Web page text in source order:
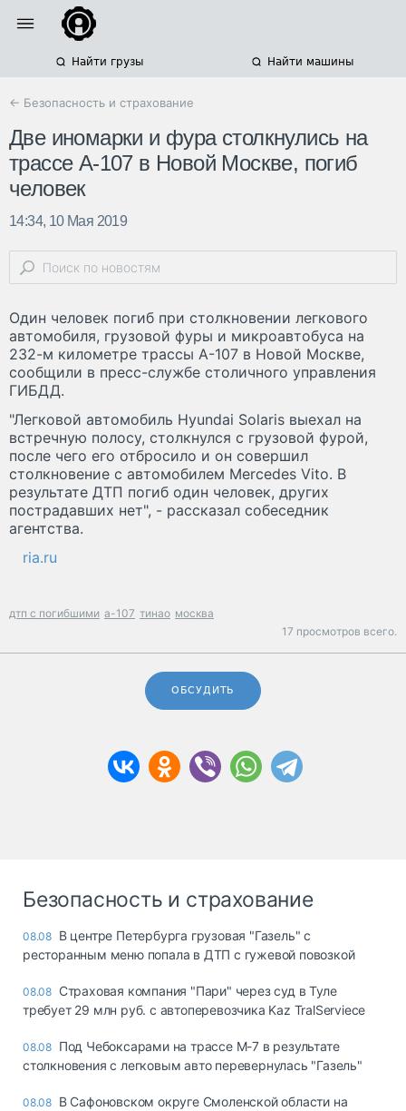
Найти грузы Найти машины
← Безопасность и страхование
Две иномарки и фура столкнулись на
трассе А-107 в Новой Москве, погиб
человек
14:34, 10 Мая 2019
Один человек погиб при столкновении легкового
автомобиля, грузовой фуры и микроавтобуса на
232-м километре трассы А-107 в Новой Москве,
сообщили в пресс-службе столичного управления
ГИБДД.
"Легковой автомобиль Hyundai Solaris выехал на
встречную полосу, столкнулся с грузовой фурой,
после чего его отбросило и он совершил
столкновение с автомобилем Mercedes Vito. В
результате ДТП погиб один человек, других
пострадавших нет", - рассказал собеседник
агентства.
ria.ru
дтп с погибшими а-107 тинао москва
17 просмотров всего.
ОБСУДИТЬ
Безопасность и страхование
08.08 В центре Петербурга грузовая "Газель" с
ресторанным меню попала в ДТП с гужевой повозкой
08.08 Страховая компания "Пари" через суд в Туле
требует 29 млн руб. с автоперевозчика Kaz TralServiece
08.08 Под Чебоксарами на трассе М-7 в результате
столкновения с легковым авто перевернулась "Газель"
08.08 В Сафоновском округе Смоленской области на